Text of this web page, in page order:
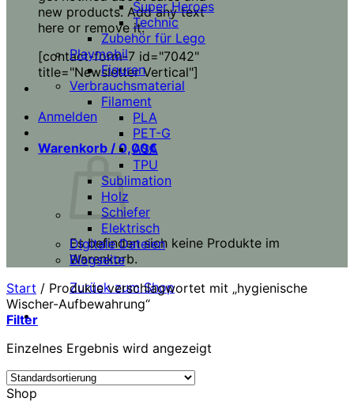
new products. Add any text
here or remove it.
[contact-form-7 id="7042"
title="Newsletter Vertical"]
Anmelden
Warenkorb / 0,00€
Es befinden sich keine Produkte im
Warenkorb.
Zurück zum Shop
Super Heroes
Technic
Zubehör für Lego
Playmobil
Figuren
Verbrauchsmaterial
Filament
PLA
PET-G
ASA
TPU
Sublimation
Holz
Schiefer
Elektrisch
Digitale Dateien
Blogseite
Start / Produkte verschlagwortet mit „hygienische
Wischer-Aufbewahrung“
Filter
Einzelnes Ergebnis wird angezeigt
Shop